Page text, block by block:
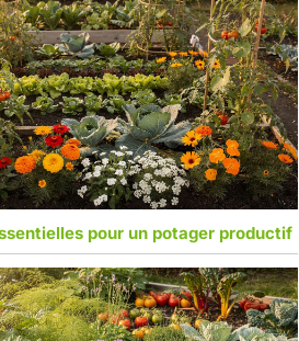
pour un potager productif